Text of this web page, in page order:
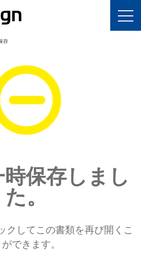
存
保存しまし
た。
クしてこの書類を再び開くこ
ができます。